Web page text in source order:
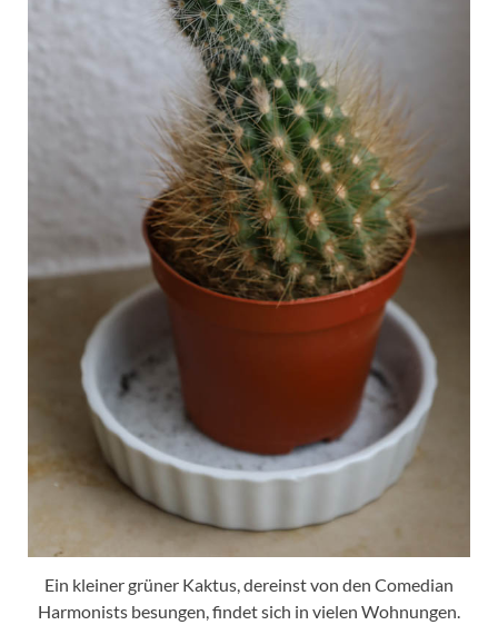
Ein kleiner grüner Kaktus, dereinst von den Comedian
Harmonists besungen, findet sich in vielen Wohnungen.